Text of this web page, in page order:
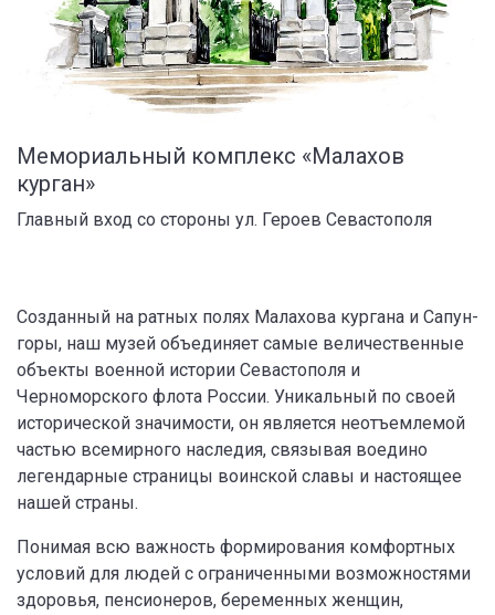
Мемориальный комплекс «Малахов
курган»
Главный вход со стороны ул. Героев Севастополя
Созданный на ратных полях Малахова кургана и Сапун-
горы, наш музей объединяет самые величественные
объекты военной истории Севастополя и
Черноморского флота России. Уникальный по своей
исторической значимости, он является неотъемлемой
частью всемирного наследия, связывая воедино
легендарные страницы воинской славы и настоящее
нашей страны.
Понимая всю важность формирования комфортных
условий для людей с ограниченными возможностями
здоровья, пенсионеров, беременных женщин,